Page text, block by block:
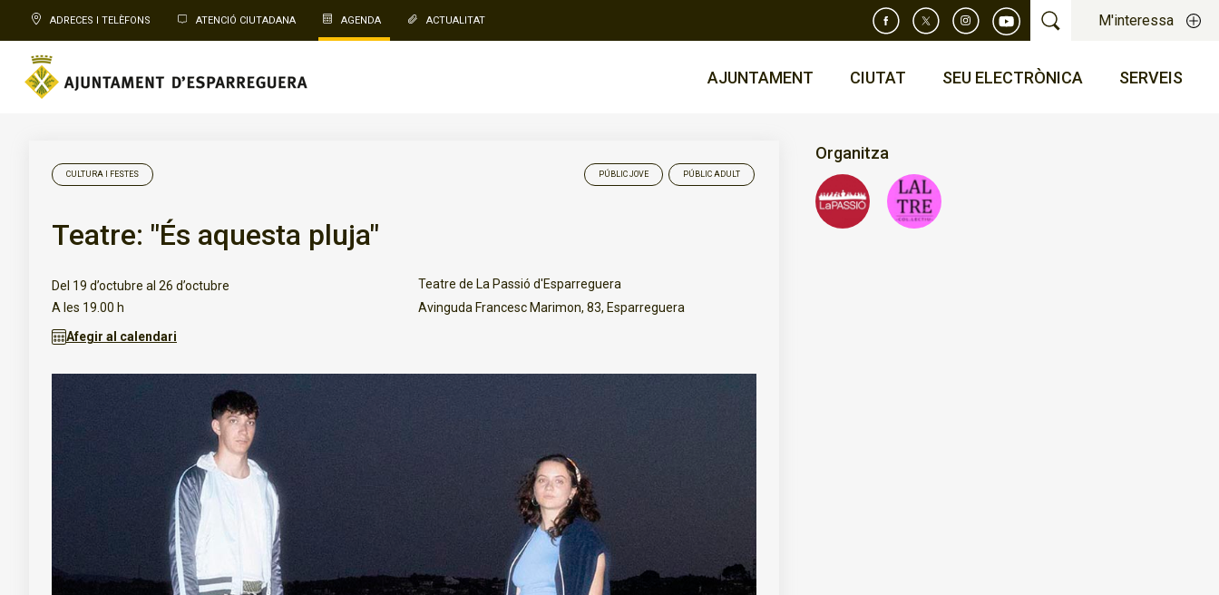
ADRECES I TELÈFONS ATENCIÓ CIUTADANA AGENDA ACTUALITAT M'interessa
AJUNTAMENT CIUTAT SEU ELECTRÒNICA SERVEIS
CULTURA I FESTES PÚBLIC JOVE PÚBLIC ADULT
Teatre: "És aquesta pluja"
Del 19 d’octubre al 26 d’octubre
A les 19.00 h
Afegir al calendari
Teatre de La Passió d'Esparreguera
Avinguda Francesc Marimon, 83, Esparreguera
Organitza